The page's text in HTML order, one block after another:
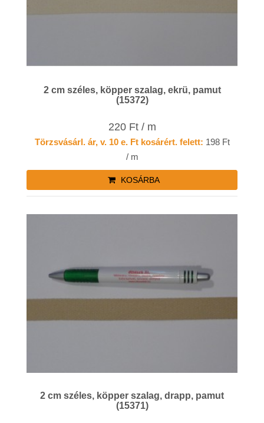
2 cm széles, köpper szalag, ekrü, pamut
(15372)
220 Ft / m
Törzsvásárl. ár, v. 10 e. Ft kosárért. felett: 198 Ft
/ m
KOSÁRBA
2 cm széles, köpper szalag, drapp, pamut
(15371)